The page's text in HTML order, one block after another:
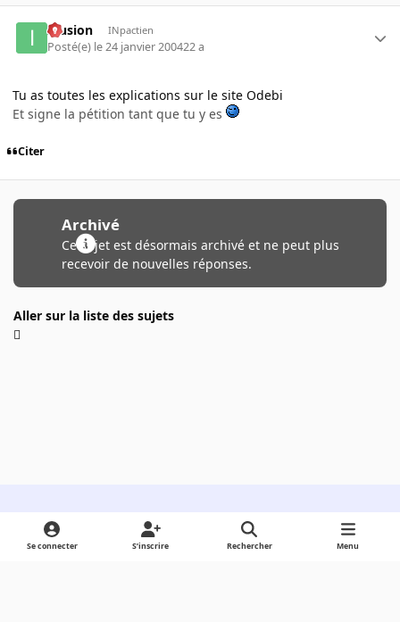
Illusion INpactien
Posté(e) le 24 janvier 200422 a
Tu as toutes les explications sur le site Odebi
Et signe la pétition tant que tu y es
Citer
Archivé
Ce sujet est désormais archivé et ne peut plus
recevoir de nouvelles réponses.
Aller sur la liste des sujets
Light ModeDark ModeSystem Preference
Se connecter S’inscrire Rechercher Menu